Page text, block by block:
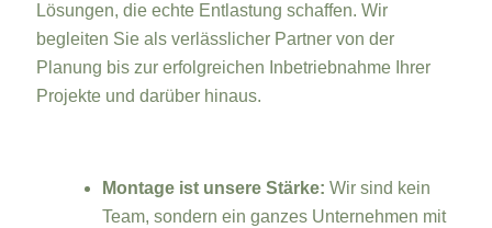
Lösungen, die echte Entlastung schaffen. Wir
begleiten Sie als verlässlicher Partner von der
Planung bis zur erfolgreichen Inbetriebnahme Ihrer
Projekte und darüber hinaus.
Montage ist unsere Stärke: Wir sind kein
Team, sondern ein ganzes Unternehmen mit